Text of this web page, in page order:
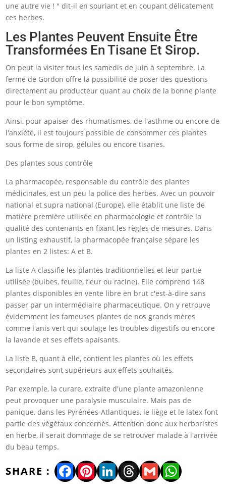
une autre vie ! " dit-il en souriant et en coupant délicatement
ces herbes.
Les Plantes Peuvent Ensuite Être
Transformées En Tisane Et Sirop.
On peut la visiter tous les samedis de juin à septembre. La
ferme de Gordon offre la possibilité de poser des questions
directement au producteur quant au choix de la bonne plante
pour le bon symptôme.
Ainsi, pour apaiser des rhumatismes, de l'asthme ou encore de
l'anxiété, il est toujours possible de consommer ces plantes
sous forme de sirop, gélules ou encore tisanes.
Des plantes sous contrôle
La pharmacopée, responsable du contrôle des plantes
médicinales, est un peu la police des herbes. Avec un pouvoir
national et supra national (Europe), elle établit une liste de
matière première utilisée en pharmacologie et contrôle la
qualité des contenants en fixant les règles de mesures. Dans
un listing exhaustif, la pharmacopée française sépare les
plantes en 2 listes: A et B.
La liste A classifie les plantes traditionnelles et leur partie
utilisée (bulbes, feuille, fleur ou racine). Elle comprend 148
plantes disponibles en vente libre en brut c'est-à-dire sans
passer par un intermédiaire pharmaceutique. On y retrouve
évidemment les fameuses plantes de nos grands mères
comme l'anis vert qui soulage les troubles digestifs ou encore
la lavande et ses effets apaisants.
La liste B, quant à elle, contient les plantes où les effets
secondaires sont supérieurs aux effets souhaités.
Par exemple, la curare, extraite d'une plante amazonienne
peut provoquer une paralysie musculaire. Mais pas de
panique, dans les Pyrénées-Atlantiques, le liège et le latex font
partie des végétaux concernés. Attention donc aux herboristes
en herbe, il serait dommage de se retrouver malade à l'arrivée
du beau temps.
Facebook
Pinterest
LinkedIn
Threads
Gmail